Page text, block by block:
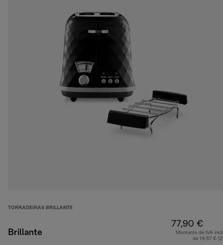
TORRADEIRAS BRILLANTE
Brillante
77,90 €
Montante de IVA
de 14,57 €